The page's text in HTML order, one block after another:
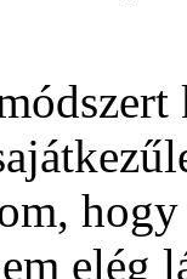
elég